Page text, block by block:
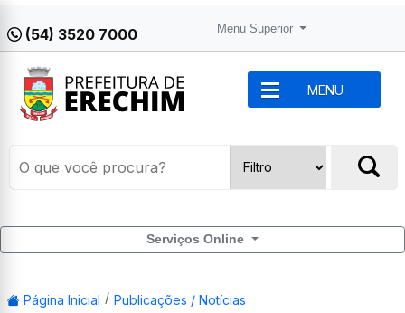
(54) 3520 7000 Menu Superior
MENU
Serviços Online
Página Inicial
Publicações / Notícias